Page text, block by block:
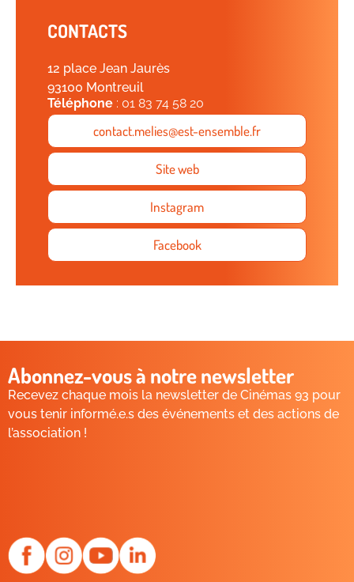
CONTACTS
12 place Jean Jaurès
93100 Montreuil
Téléphone : 01 83 74 58 20
contact.melies@est-ensemble.fr
Site web
Instagram
Facebook
Abonnez-vous à notre newsletter
Recevez chaque mois la newsletter de Cinémas 93 pour
vous tenir informé.e.s des événements et des actions de
l’association !